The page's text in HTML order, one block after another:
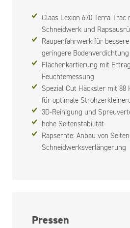
Claas Lexion 670 Terra Trac
Schneidwerk und
Raupenfahrwerk für
geringere Bodenverdichtung
Flächenkartierung mit
Feuchtemessung
Spezial Cut Häcksler mit 88
für optimale
3D-Reinigung und
hohe Seitenstabilität
Rapsernte: Anbau von
Schneidwerksverlängerung
Pressen